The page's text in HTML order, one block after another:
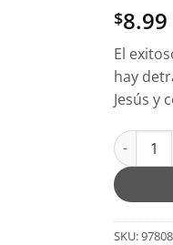
$8.99
El
hay
Jesús y
Los
SKU: